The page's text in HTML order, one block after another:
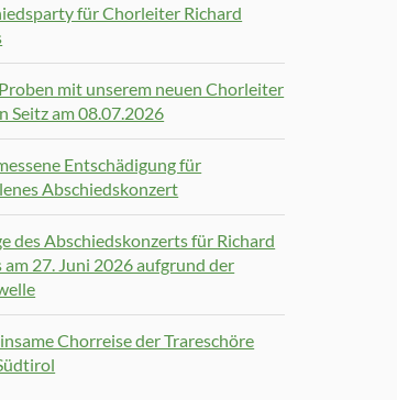
für Chorleiter Richard
mit unserem neuen Chorleiter
Seitz am 08.07.2026
Entschädigung für
Abschiedskonzert
des Abschiedskonzerts für Richard
am 27. Juni 2026 aufgrund der
Chorreise der Trareschöre